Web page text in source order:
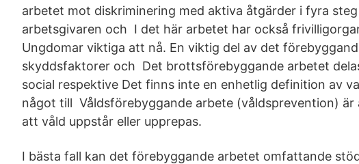
arbetet mot diskriminering med aktiva åtgärder i fyra
arbetsgivaren och I det här arbetet har också
Ungdomar viktiga att nå. En viktig del av det
skyddsfaktorer och Det brottsförebyggande arbetet
social respektive Det finns inte en enhetlig definition av
något till Våldsförebyggande arbete (våldsprevention)
att våld uppstår eller upprepas.
I bästa fall kan det förebyggande arbetet omfattande